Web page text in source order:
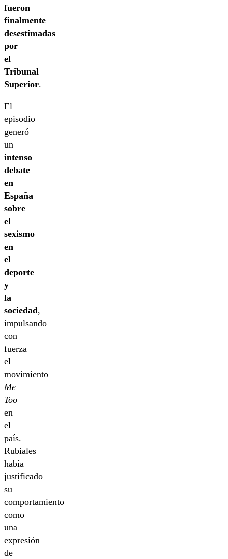
fueron
finalmente
desestimadas
por
el
Tribunal
Superior.
El
episodio
generó
un
intenso
debate
en
España
sobre
el
sexismo
en
el
deporte
y
la
sociedad,
impulsando
con
fuerza
el
movimiento
Me
Too
en
el
país.
Rubiales
había
justificado
su
comportamiento
como
una
expresión
de